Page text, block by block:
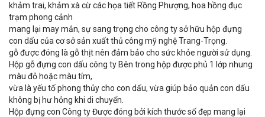
khảm trai, khảm xà cừ các họa tiết Rồng Phượng, hoa hồng đục
trạm phong cảnh
mang lại may mắn, sự sang trọng cho công ty sở hữu hộp đựng
con dấu của cơ sở sản xuất thủ công mỹ nghệ Trang-Trọng.
gỗ được đóng là gỗ thịt nên đảm bảo cho sức khỏe người sử dụng.
Hộp gỗ đựng con dấu công ty Bên trong hộp được phủ 1 lớp nhung
màu đỏ hoặc màu tím,
vừa là yếu tố phong thủy cho con dấu, vừa giúp bảo quản con dấu
không bị hư hỏng khi di chuyển.
Hộp đựng con Công ty Được đóng bởi kích thước số đẹp mang lại